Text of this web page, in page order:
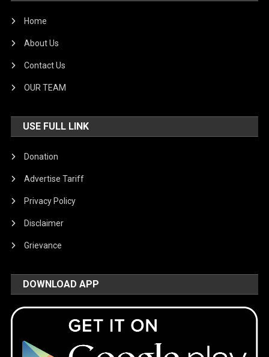
Home
About Us
Contact Us
OUR TEAM
USE FULL LINK
Donation
Advertise Tariff
Privacy Policy
Disclaimer
Grievance
DOWNLOAD APP